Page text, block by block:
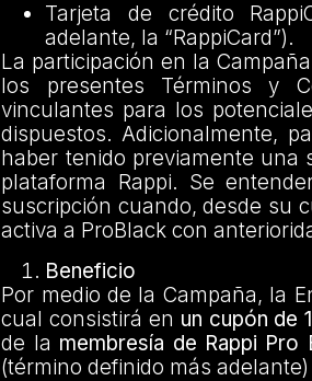
Tarjeta de crédito
adelante, la “RappiCard”).
La participación en la
los presentes Términos y
vinculantes para los
dispuestos. Adicionalmente,
haber tenido previamente una
plataforma Rappi. Se
suscripción cuando, desde su
activa a ProBlack con
Beneficio
Por medio de la Campaña, la
cual consistirá en un cupón de
de la membresía de Rappi Pro
(término definido más